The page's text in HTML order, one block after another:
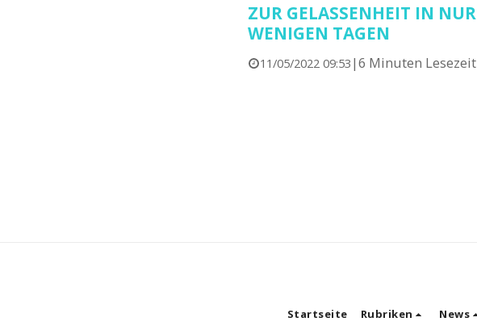
ZUR GELASSENHEIT IN NUR
WENIGEN TAGEN
11/05/2022 09:53 |6 Minuten Lesezeit
Startseite Rubriken News